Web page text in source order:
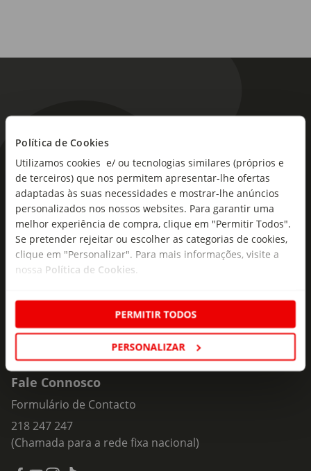
Política de Cookies
Utilizamos cookies e/ ou tecnologias similares (próprios e
de terceiros) que nos permitem apresentar-lhe ofertas
adaptadas às suas necessidades e mostrar-lhe anúncios
personalizados nos nossos websites. Para garantir uma
melhor experiência de compra, clique em "Permitir Todos".
Se pretender rejeitar ou escolher as categorias de cookies,
clique em "Personalizar". Para mais informações, visite a
nossa Política de Cookies
PERMITIR TODOS
PERSONALIZAR
As novidades mais frescas no
seu e-mail!
Subscreva e descubra campanhas exclusivas,
ofertas e novidades para si.
Insira o seu e-
mail
Fale Connosco
Formulário de Contacto
218 247 247
(Chamada para a rede fixa nacional)